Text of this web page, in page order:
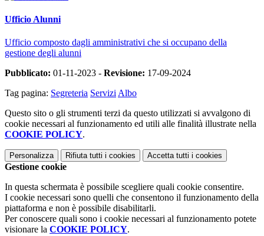
Ufficio Alunni
Ufficio composto dagli amministrativi che si occupano della
gestione degli alunni
Pubblicato: 01-11-2023 - Revisione: 17-09-2024
Tag pagina: Segreteria ServiziAlbo
Questo sito o gli strumenti terzi da questo utilizzati si avvalgono di
cookie necessari al funzionamento ed utili alle finalità illustrate nella
COOKIE POLICY.
Personalizza Rifiuta tutti i cookies Accetta tutti i cookies
Gestione cookie
In questa schermata è possibile scegliere quali cookie consentire.
I cookie necessari sono quelli che consentono il funzionamento della
piattaforma e non è possibile disabilitarli.
Per conoscere quali sono i cookie necessari al funzionamento potete
visionare la COOKIE POLICY.